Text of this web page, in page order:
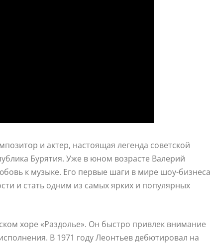
и актер, настоящая легенда советской
Бурятия. Уже в юном возрасте Валерий
к музыке. Его первые шаги в мире шоу-бизнеса
и стать одним из самых ярких и популярных
хоре «Раздолье». Он быстро привлек внимание
В 1971 году Леонтьев дебютировал на